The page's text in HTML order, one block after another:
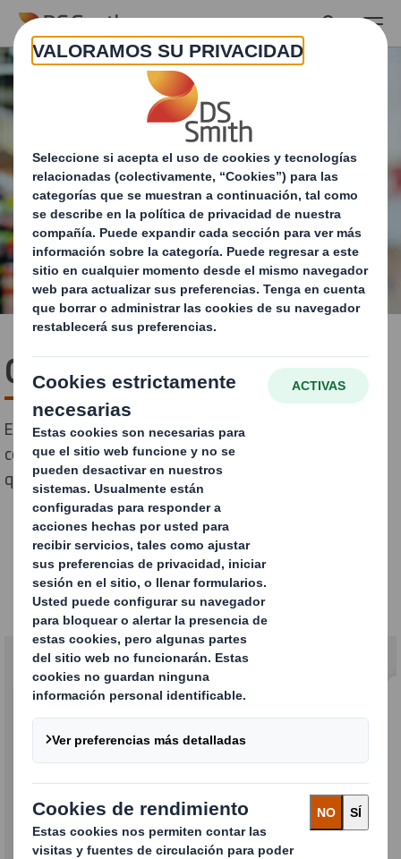
Skip to main content
Consumer Packaging
En un mercado donde el 70% de las decisiones de
compra se toman en el punto de venta, es necesario
que tu producto destaque sobre el resto.
Nuestras soluciones
Reciclables y reutilizables